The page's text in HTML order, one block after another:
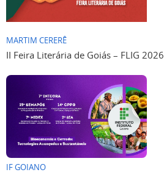
MARTIM CERERÊ
II Feira Literária de Goiás – FLIG 2026
IF GOIANO